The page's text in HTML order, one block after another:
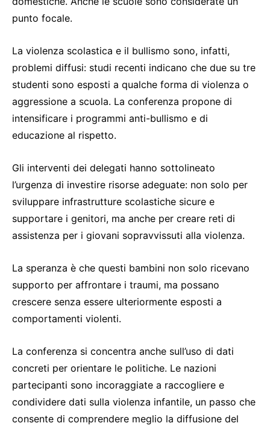
punto focale.
La violenza scolastica e il bullismo sono, infatti,
problemi diffusi: studi recenti indicano che due su tre
studenti sono esposti a qualche forma di violenza o
aggressione a scuola. La conferenza propone di
intensificare i programmi anti-bullismo e di
educazione al rispetto.
Gli interventi dei delegati hanno sottolineato
l’urgenza di investire risorse adeguate: non solo per
sviluppare infrastrutture scolastiche sicure e
supportare i genitori, ma anche per creare reti di
assistenza per i giovani sopravvissuti alla violenza.
La speranza è che questi bambini non solo ricevano
supporto per affrontare i traumi, ma possano
crescere senza essere ulteriormente esposti a
comportamenti violenti.
La conferenza si concentra anche sull’uso di dati
concreti per orientare le politiche. Le nazioni
partecipanti sono incoraggiate a raccogliere e
condividere dati sulla violenza infantile, un passo che
consente di comprendere meglio la diffusione del